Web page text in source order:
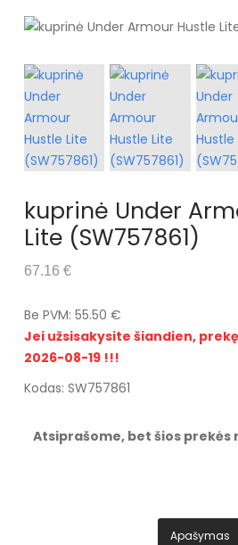
kuprinė Under
Lite (SW757861)
67.16 €
Be PVM: 55.50 €
Jei užsisakysite šiandien,
2026-08-19 !!!
Kodas: SW757861
Atsiprašome, bet šios
Apašymas